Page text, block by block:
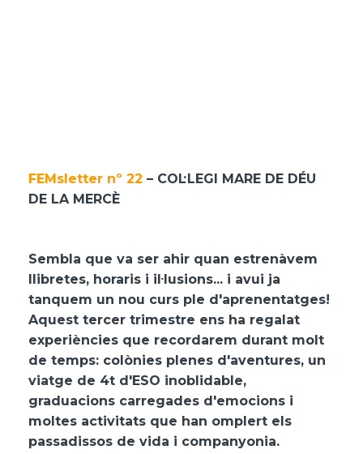
FEMsletter nº 22 – COL·LEGI MARE DE DÉU
DE LA MERCÈ
Sembla que va ser ahir quan estrenàvem
llibretes, horaris i il·lusions... i avui ja
tanquem un nou curs ple d'aprenentatges!
Aquest tercer trimestre ens ha regalat
experiències que recordarem durant molt
de temps: colònies plenes d'aventures, un
viatge de 4t d'ESO inoblidable,
graduacions carregades d'emocions i
moltes activitats que han omplert els
passadissos de vida i companyonia.